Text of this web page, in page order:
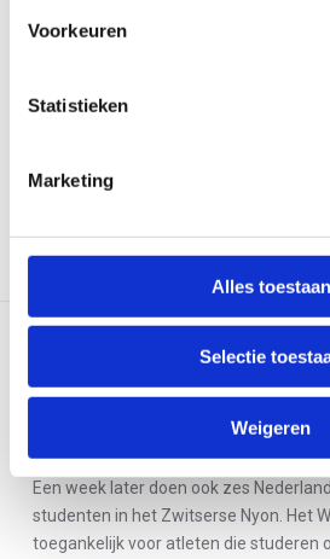
Voorkeuren
Statistieken
Marketing
Alles toestaan
Selectie
Weigeren
LEES VOLGEND ARTIKEL
Een week later doen ook zes
studenten in het Zwitserse Nyon. Het
toegankelijk voor atleten die studeren